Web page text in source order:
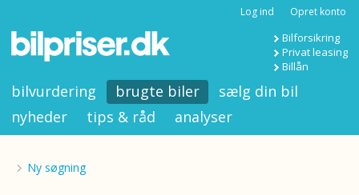
Log ind Opret konto
Bilforsikring
Privat leasing
Billån
bilvurdering brugte biler
sælg din bil
nyheder
tips & råd analyser
Ny søgning